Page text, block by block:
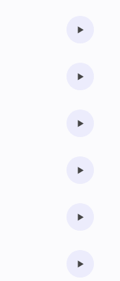
수강준비
수강준비
수강준비
수강준비
수강준비
수강준비